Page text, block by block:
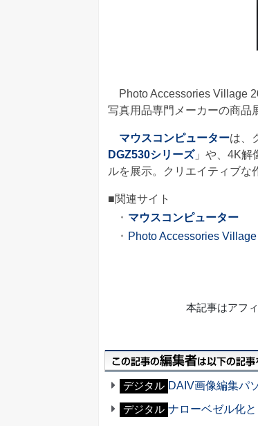
Photo Accessories Village
写真用品専門メーカーの商品
マウスコンピューターは、
DGZ530シリーズ」や、4K解
ルを展示。クリエイティブな
■関連サイト
マウスコンピューター
Photo Accessories
本記事はアフ
デジタル DAIV画像編集パ
デジタル ナローベゼル化